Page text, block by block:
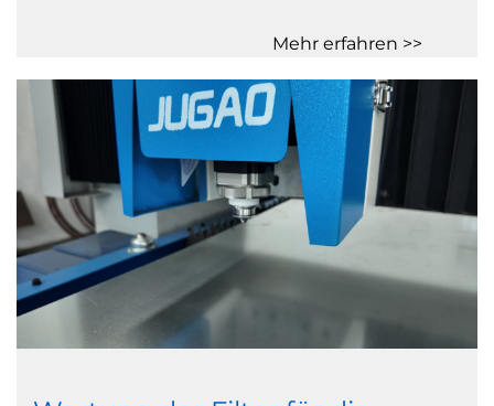
Mehr erfahren >>